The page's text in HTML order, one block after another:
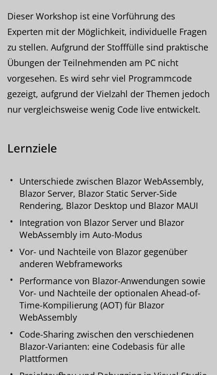
Dieser Workshop ist eine Vorführung des
Experten mit der Möglichkeit, individuelle Fragen
zu stellen. Aufgrund der Stofffülle sind praktische
Übungen der Teilnehmenden am PC nicht
vorgesehen. Es wird sehr viel Programmcode
gezeigt, aufgrund der Vielzahl der Themen jedoch
nur vergleichsweise wenig Code live entwickelt.
Lernziele
Unterschiede zwischen Blazor WebAssembly,
Blazor Server, Blazor Static Server-Side
Rendering, Blazor Desktop und Blazor MAUI
Integration von Blazor Server und Blazor
WebAssembly im Auto-Modus
Vor- und Nachteile von Blazor gegenüber
anderen Webframeworks
Performance von Blazor-Anwendungen sowie
Vor- und Nachteile der optionalen Ahead-of-
Time-Kompilierung (AOT) für Blazor
WebAssembly
Code-Sharing zwischen den verschiedenen
Blazor-Varianten: eine Codebasis für alle
Plattformen